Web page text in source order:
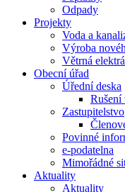
Odpady
Projekty
Voda a
Výroba
Větrná
Obecní úřad
Úřední deska
Rušení
Zastupitelstvo
Povinné
e-podatelna
Mimořádné
Aktuality
Aktuality